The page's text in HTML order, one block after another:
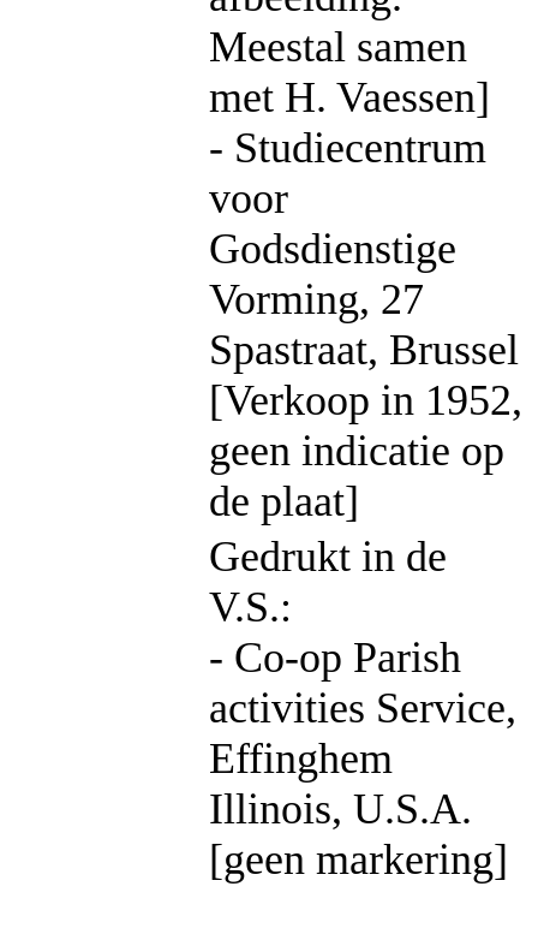
Meestal samen
met H. Vaessen]
- Studiecentrum
voor
Godsdienstige
Vorming, 27
Spastraat, Brussel
[Verkoop in 1952,
geen indicatie op
de plaat]
Gedrukt in de
V.S.:
- Co-op Parish
activities Service,
Effinghem
Illinois, U.S.A.
[geen markering]